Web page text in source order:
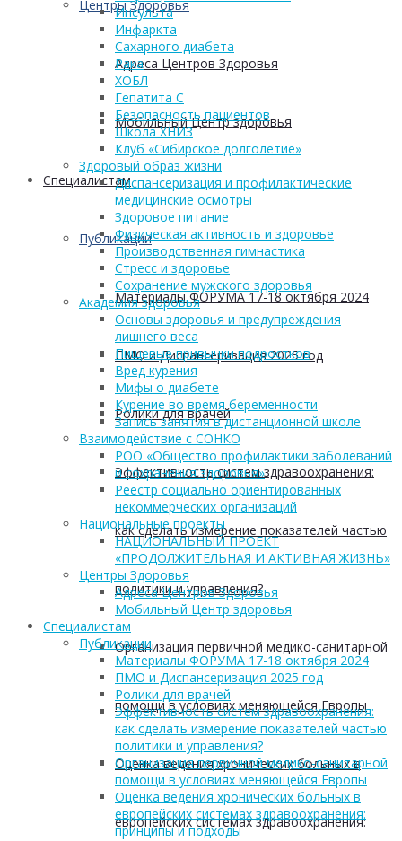
Центры Здоровья
Адреса Центров Здоровья
Мобильный Центр здоровья
Cпециалистам
Публикации
Материалы ФОРУМА 17-18 октября 2024
ПМО и Диспансеризация 2025 год
Ролики для врачей
Эффективность систем здравоохранения:
как сделать измерение показателей частью
политики и управления?
Организация первичной медико-санитарной
помощи в условиях меняющейся Европы
Оценка ведения хронических больных в
европейских системах здравоохранения:
Инсульта
Инфаркта
Сахарного диабета
Рака
ХОБЛ
Гепатита С
Безопасность пациентов
Школа ХНИЗ
Клуб «Сибирское долголетие»
Здоровый образ жизни
Диспансеризация и профилактические
медицинские осмотры
Здоровое питание
Физическая активность и здоровье
Производственная гимнастика
Стресс и здоровье
Сохранение мужского здоровья
Академия здоровья
Основы здоровья и предупреждения
лишнего веса
Пищевые привычки подростков
Вред курения
Мифы о диабете
Курение во время беременности
Запись занятия в дистанционной школе
Взаимодействие с СОНКО
РОО «Общество профилактики заболеваний
и сохранения здоровья»
Реестр социально ориентированных
некоммерческих организаций
Национальные проекты
НАЦИОНАЛЬНЫЙ ПРОЕКТ
«ПРОДОЛЖИТЕЛЬНАЯ И АКТИВНАЯ ЖИЗНЬ»
Центры Здоровья
Адреса Центров Здоровья
Мобильный Центр здоровья
Cпециалистам
Публикации
Материалы ФОРУМА 17-18 октября 2024
ПМО и Диспансеризация 2025 год
Ролики для врачей
Эффективность систем здравоохранения:
как сделать измерение показателей частью
политики и управления?
Организация первичной медико-санитарной
помощи в условиях меняющейся Европы
Оценка ведения хронических больных в
европейских системах здравоохранения:
принципы и подходы